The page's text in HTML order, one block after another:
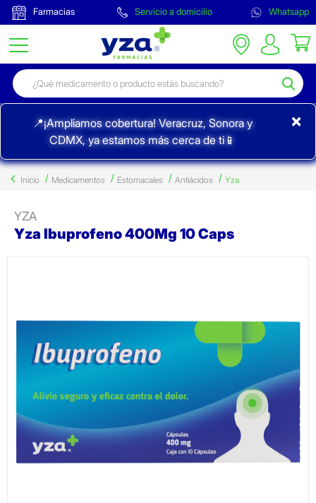
Farmacias Servicio a domicilio Whatsapp
📍¡Ampliamos cobertura! Veracruz, Sonora y
CDMX, ya estamos más cerca de ti📱
×
Inicio Medicamentos Estomacales Antiácidos Yza
YZA
Yza Ibuprofeno 400Mg 10 Caps